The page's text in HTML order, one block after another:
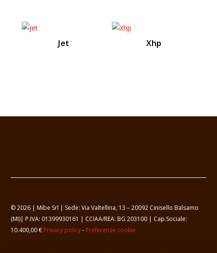
Jet Xhp
© 2026 | Mibe Srl | Sede: Via Valtellina, 13 – 20092 Cinisello Balsamo
(MI)| P.IVA: 01399930161 | CCIAA/REA: BG 203100 | Cap.Sociale:
10.400,00 € Privacy policy- Preferenze cookie